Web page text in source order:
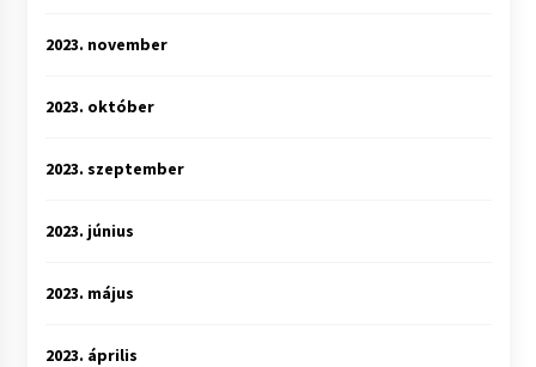
2023. november
2023. október
2023. szeptember
2023. június
2023. május
2023. április